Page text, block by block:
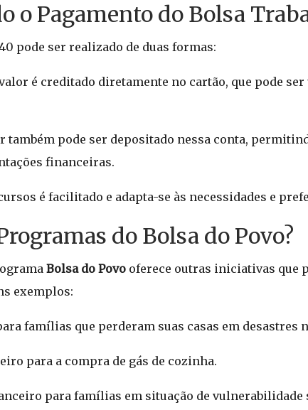
o Pagamento do Bolsa
pode ser realizado de duas formas:
valor é creditado diretamente no cartão, que pode
também pode ser depositado nessa conta,
financeiras.
é facilitado e adapta-se às necessidades e
do Bolsa do Povo?
Bolsa do Povo oferece outras iniciativas que
exemplos:
famílias que perderam suas casas em desastres
para a compra de gás de cozinha.
para famílias em situação de vulnerabilidade